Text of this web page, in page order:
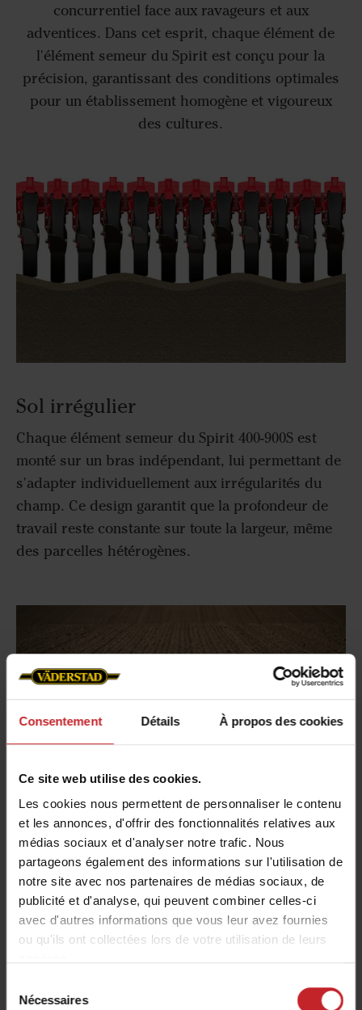
Consentement Détails À propos des cookies
Ce site web utilise des cookies.
Les cookies nous permettent de personnaliser le contenu
et les annonces, d'offrir des fonctionnalités relatives aux
médias sociaux et d'analyser notre trafic. Nous
partageons également des informations sur l'utilisation de
notre site avec nos partenaires de médias sociaux, de
publicité et d'analyse, qui peuvent combiner celles-ci
avec d'autres informations que vous leur avez fournies
ou qu'ils ont collectées lors de votre utilisation de leurs
Nécessaires
concurrentiel face aux ravageurs et aux
adventices. Dans cet esprit, chaque élément de
l'élément semeur du Spirit est conçu pour la
précision, garantissant des conditions optimales
pour un établissement homogène et vigoureux
des cultures.
Sol irrégulier
Chaque élément semeur du Spirit 400-900S est
monté sur un bras indépendant, lui permettant de
s'adapter individuellement aux irrégularités du
champ. Ce design garantit que la profondeur de
travail reste constante sur toute la largeur, même
des parcelles hétérogènes.
Conditions de sol variables
Avec le Spirit 400–900S, le chauffeur peut ajuster
la pression des éléments semeurs depuis la
cabine en cours de travail, facilitant ainsi la
gestion de différents types de sol. La large roue
semis constante sans nécessiter de réglages